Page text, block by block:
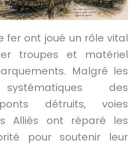
fer ont joué un rôle vital
troupes et matériel
Malgré les
des
détruits, voies
Alliés ont réparé les
pour soutenir leur